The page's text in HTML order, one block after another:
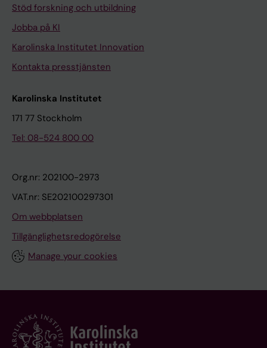
Stöd forskning och utbildning
Jobba på KI
Karolinska Institutet Innovation
Kontakta presstjänsten
Karolinska Institutet
171 77 Stockholm
Tel: 08-524 800 00
Org.nr: 202100-2973
VAT.nr: SE202100297301
Om webbplatsen
Tillgänglighetsredogörelse
Manage your cookies